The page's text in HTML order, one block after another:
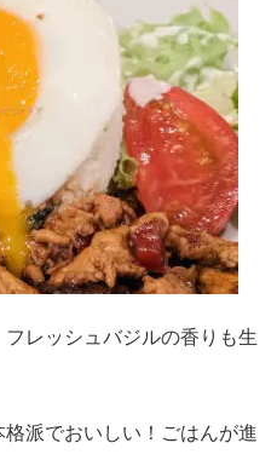
レッシュバジルの香りも生
派でおいしい！ごはんが進